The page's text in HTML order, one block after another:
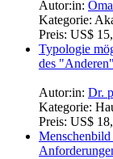
Autor:in:
Kategorie:
Preis: US$
Typologie
des "Anderen"
Autor:in: Dr.
Kategorie:
Preis: US$